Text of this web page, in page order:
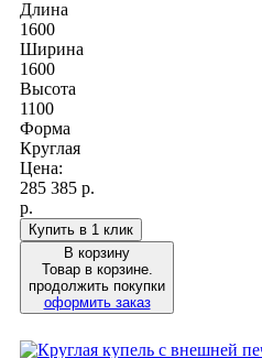
Длина
1600
Ширина
1600
Высота
1100
Форма
Круглая
Цена:
285 385 р.
р.
Купить в 1 клик
В корзину
Товар в корзине.
продолжить покупки
оформить заказ